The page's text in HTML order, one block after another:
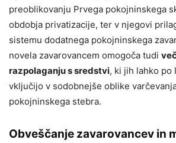
preoblikovanju Prvega pokojninskega
obdobja privatizacije, ter v njegovi
sistemu dodatnega pokojninskega
novela zavarovancem omogoča tudi
razpolaganju s sredstvi, ki jih lahko po
vključijo v sodobnejše oblike
pokojninskega stebra.
Obveščanje zavarovancev in